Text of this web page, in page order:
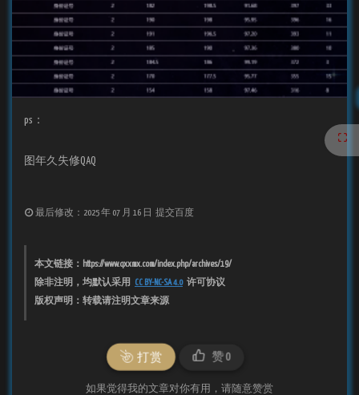
ps：
图年久失修QAQ
最后修改：2025 年 07 月 16 日 提交百度
本文链接：https://www.qxxmx.com/index.php/archives/19/
除非注明，均默认采用 CC BY-NC-SA 4.0 许可协议
版权声明：转载请注明文章来源
打赏 赞 0
如果觉得我的文章对你有用，请随意赞赏